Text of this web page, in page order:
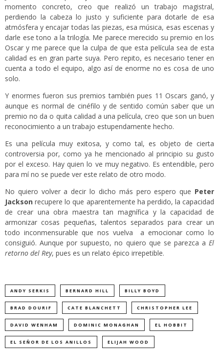
momento concreto, creo que realizó un trabajo magistral,
perdiendo la cabeza lo justo y suficiente para dotarle de esa
atmósfera y encajar todas las piezas, esa música, esas escenas y
darle ese tono a la trilogía. Me parece merecido su premio en los
Oscar y me parece que la culpa de que esta película sea de esta
calidad es en gran parte suya. Pero repito, es necesario tener en
cuenta a todo el equipo, algo así de enorme no es cosa de uno
solo.
Y enormes fueron sus premios también pues 11 Oscars ganó, y
aunque es normal de cinéfilo y de sentido común saber que un
premio no da o quita calidad a una película, creo que son un buen
reconocimiento a un trabajo estupendamente hecho.
Es una película muy exitosa, y como tal, es objeto de cierta
controversia por, como ya he mencionado al principio su gusto
por el exceso. Hay quien lo ve muy negativo. Es entendible, pero
para mí no se puede ver este relato de otro modo.
No quiero volver a decir lo dicho más pero espero que Peter
Jackson recupere lo que aparentemente ha perdido, la capacidad
de crear una obra maestra tan magnífica y la capacidad de
armonizar cosas pequeñas, talentos separados para crear un
todo inconmensurable que nos vuelva a emocionar como lo
consiguió. Aunque por supuesto, no quiero que se parezca a El
retorno del Rey, pues es un relato épico irrepetible.
ANDY SERKIS BERNARD HILL BILLY BOYD
BRAD DOURIF CATE BLANCHETT CHRISTOPHER LEE
DAVID WENHAM DOMINIC MONAGHAN EL HOBBIT
EL SEÑOR DE LOS ANILLOS ELIJAH WOOD